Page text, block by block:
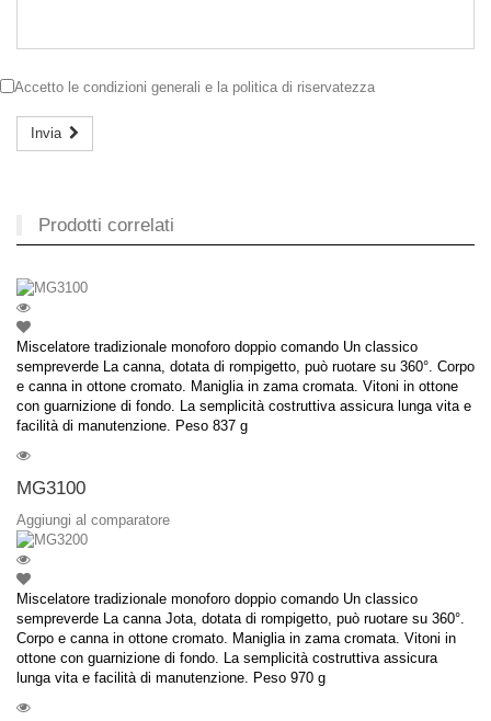
Accetto le condizioni generali e la politica di riservatezza
Invia
Prodotti correlati
Miscelatore tradizionale monoforo doppio comando Un classico
sempreverde La canna, dotata di rompigetto, può ruotare su 360°. Corpo
e canna in ottone cromato. Maniglia in zama cromata. Vitoni in ottone
con guarnizione di fondo. La semplicità costruttiva assicura lunga vita e
facilità di manutenzione. Peso 837 g
MG3100
Aggiungi al comparatore
Miscelatore tradizionale monoforo doppio comando Un classico
sempreverde La canna Jota, dotata di rompigetto, può ruotare su 360°.
Corpo e canna in ottone cromato. Maniglia in zama cromata. Vitoni in
ottone con guarnizione di fondo. La semplicità costruttiva assicura
lunga vita e facilità di manutenzione. Peso 970 g